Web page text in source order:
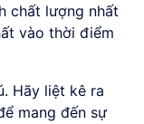
chất lượng nhất
vào thời điểm
Hãy liệt kê ra
mang đến sự